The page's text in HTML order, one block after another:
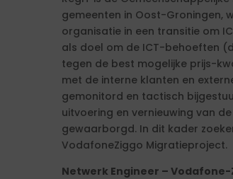
gemeenten in Oost-Groningen,
organisatie in een transitie om
als doel om de ICT-behoeften
tegen de best mogelijke prijs-
met de interne klanten en
gemonitord en tactisch
uitvoering en vernieuwing van
gewaarborgd. In dit kader
VodafoneZiggo Migratieproject.
Netwerk Engineer –